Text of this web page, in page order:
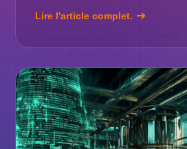
Lire l'article complet.